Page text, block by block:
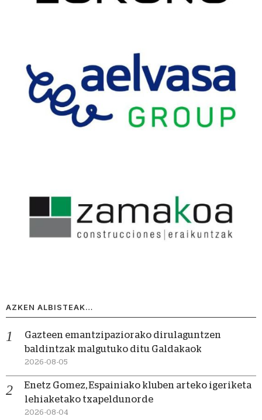
AZKEN ALBISTEAK…
Gazteen emantzipaziorako dirulaguntzen
baldintzak malgutuko ditu Galdakaok
2026-08-05
Enetz Gomez, Espainiako kluben arteko igeriketa
lehiaketako txapeldunorde
2026-08-04